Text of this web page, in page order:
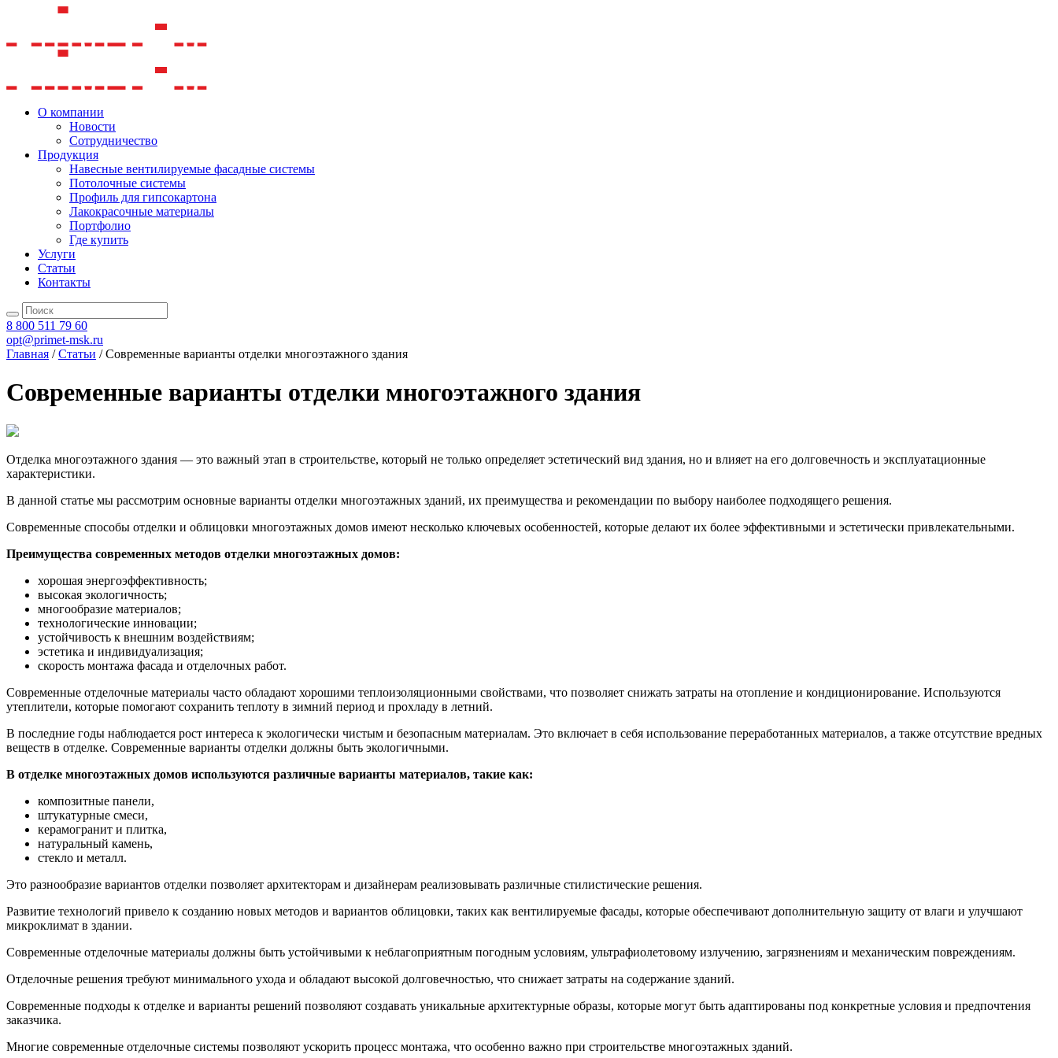
О компании
Новости
Сотрудничество
Продукция
Навесные вентилируемые фасадные системы
Потолочные системы
Профиль для гипсокартона
Лакокрасочные материалы
Портфолио
Где купить
Услуги
Статьи
Контакты
8 800 511 79 60
opt@primet-msk.ru
Главная /Статьи /Современные варианты отделки многоэтажного здания
Современные варианты отделки многоэтажного здания
Отделка многоэтажного здания — это важный этап в строительстве, который не только определяет эстетический вид здания, но и влияет на его долговечность и эксплуатационные
характеристики.
В данной статье мы рассмотрим основные варианты отделки многоэтажных зданий, их преимущества и рекомендации по выбору наиболее подходящего решения.
Современные способы отделки и облицовки многоэтажных домов имеют несколько ключевых особенностей, которые делают их более эффективными и эстетически привлекательными.
Преимущества современных методов отделки многоэтажных домов:
хорошая энергоэффективность;
высокая экологичность;
многообразие материалов;
технологические инновации;
устойчивость к внешним воздействиям;
эстетика и индивидуализация;
скорость монтажа фасада и отделочных работ.
Современные отделочные материалы часто обладают хорошими теплоизоляционными свойствами, что позволяет снижать затраты на отопление и кондиционирование. Используются
утеплители, которые помогают сохранить теплоту в зимний период и прохладу в летний.
В последние годы наблюдается рост интереса к экологически чистым и безопасным материалам. Это включает в себя использование переработанных материалов, а также отсутствие вредных
веществ в отделке. Современные варианты отделки должны быть экологичными.
В отделке многоэтажных домов используются различные варианты материалов, такие как:
композитные панели,
штукатурные смеси,
керамогранит и плитка,
натуральный камень,
стекло и металл.
Это разнообразие вариантов отделки позволяет архитекторам и дизайнерам реализовывать различные стилистические решения.
Развитие технологий привело к созданию новых методов и вариантов облицовки, таких как вентилируемые фасады, которые обеспечивают дополнительную защиту от влаги и улучшают
микроклимат в здании.
Современные отделочные материалы должны быть устойчивыми к неблагоприятным погодным условиям, ультрафиолетовому излучению, загрязнениям и механическим повреждениям.
Отделочные решения требуют минимального ухода и обладают высокой долговечностью, что снижает затраты на содержание зданий.
Современные подходы к отделке и варианты решений позволяют создавать уникальные архитектурные образы, которые могут быть адаптированы под конкретные условия и предпочтения
заказчика.
Многие современные отделочные системы позволяют ускорить процесс монтажа, что особенно важно при строительстве многоэтажных зданий.